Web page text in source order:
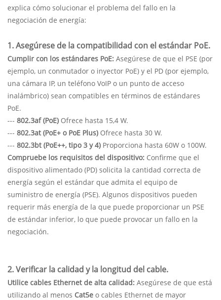
explica cómo solucionar el problema del fallo en la
negociación de energía:
1. Asegúrese de la compatibilidad con el estándar PoE.
Cumplir con los estándares PoE: Asegúrese de que el PSE (por
ejemplo, un conmutador o inyector PoE) y el PD (por ejemplo,
una cámara IP, un teléfono VoIP o un punto de acceso
inalámbrico) sean compatibles en términos de estándares
PoE.
--- 802.3af (PoE) Ofrece hasta 15,4 W.
--- 802.3at (PoE+ o PoE Plus) Ofrece hasta 30 W.
--- 802.3bt (PoE++, tipo 3 y 4) Proporciona hasta 60W o 100W.
Compruebe los requisitos del dispositivo: Confirme que el
dispositivo alimentado (PD) solicita la cantidad correcta de
energía según el estándar que admita el equipo de
suministro de energía (PSE). Algunos dispositivos pueden
requerir más energía de la que puede proporcionar un PSE
de estándar inferior, lo que puede provocar un fallo en la
negociación.
2. Verificar la calidad y la longitud del cable.
Utilice cables Ethernet de alta calidad: Asegúrese de que está
utilizando al menos Cat5e o cables Ethernet de mayor